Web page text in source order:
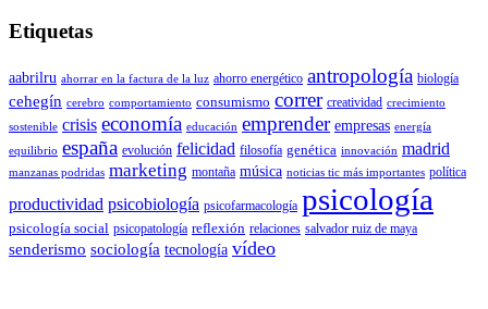
Etiquetas
aabrilru ahorrar en la factura de la luz ahorro energético antropología biología
cehegín cerebro comportamiento consumismo correr creatividad crecimiento
sostenible crisis economía educación emprender empresas energía
equilibrio españa evolución felicidad filosofía genética innovación madrid
manzanas podridas marketing montaña música noticias tic más importantes política
productividad psicobiología psicofarmacología psicología
psicología social psicopatología reflexión relaciones salvador ruiz de maya
senderismo sociología tecnología vídeo